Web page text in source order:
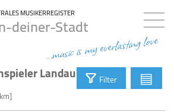
MUSIKERREGISTER
deiner-Stadt
...music is my everlasting love
Landau Filter ▤